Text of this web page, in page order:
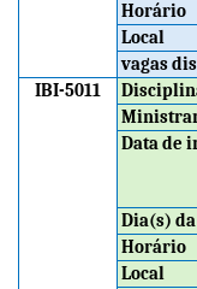
Horário
Local
vagas
IBI-5011
Data de
Dia(s)
Horário
Local